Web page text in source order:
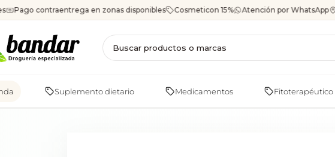
Saltar
al
Pago contraentrega en zonas disponibles Cosmeticon 15% Atención por WhatsApp
Suplemento dietario Medicamentos Fitoterapéutico